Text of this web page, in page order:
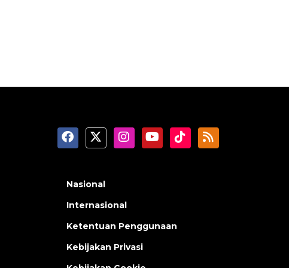
Nasional
Internasional
Ketentuan Penggunaan
Kebijakan Privasi